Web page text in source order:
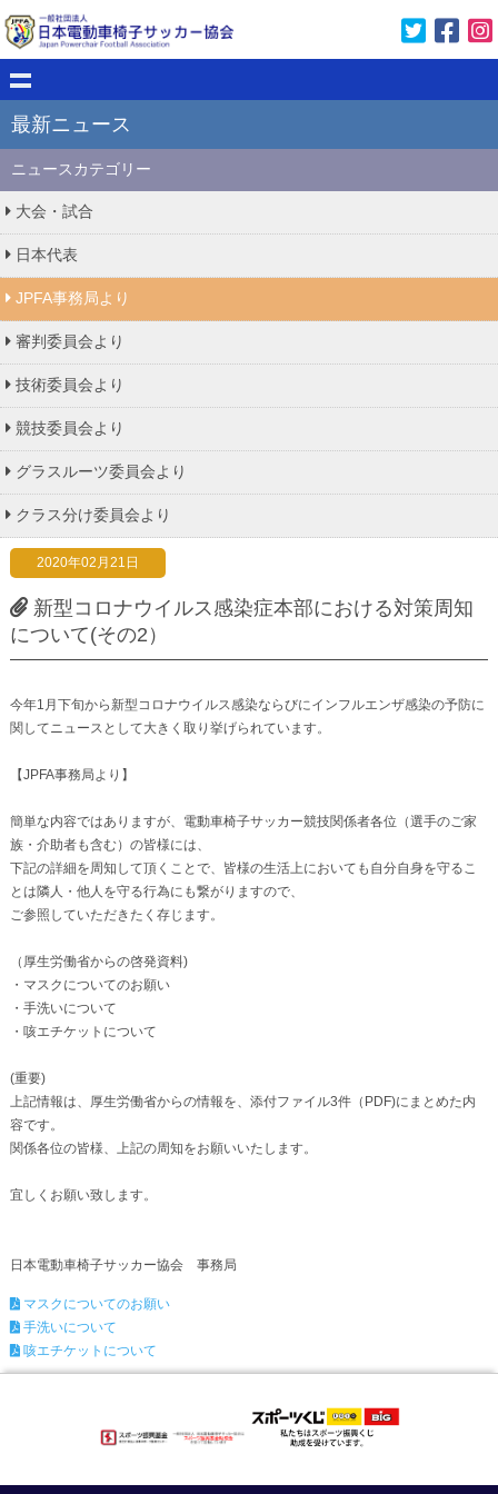
最新ニュース
ニュースカテゴリー
大会・試合
日本代表
JPFA事務局より
審判委員会より
技術委員会より
競技委員会より
グラスルーツ委員会より
クラス分け委員会より
2020年02月21日
新型コロナウイルス感染症本部における対策周知
について(その2）
今年1月下旬から新型コロナウイルス感染ならびにインフルエンザ感染の予防に
関してニュースとして大きく取り挙げられています。
【JPFA事務局より】
簡単な内容ではありますが、電動車椅子サッカー競技関係者各位（選手のご家
族・介助者も含む）の皆様には、
下記の詳細を周知して頂くことで、皆様の生活上においても自分自身を守るこ
とは隣人・他人を守る行為にも繋がりますので、
ご参照していただきたく存じます。
（厚生労働省からの啓発資料)
・マスクについてのお願い
・手洗いについて
・咳エチケットについて
(重要)
上記情報は、厚生労働省からの情報を、添付ファイル3件（PDF)にまとめた内
容です。
関係各位の皆様、上記の周知をお願いいたします。
宜しくお願い致します。
日本電動車椅子サッカー協会 事務局
マスクについてのお願い
手洗いについて
咳エチケットについて